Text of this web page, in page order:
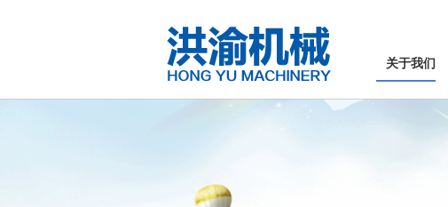
关于我们